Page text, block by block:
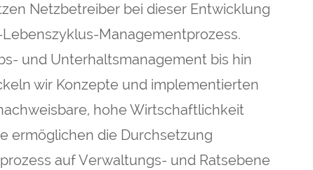
Netzbetreiber bei dieser Entwicklung
Managementprozess.
und Unterhaltsmanagement bis hin
wir Konzepte und implementierten
hohe Wirtschaftlichkeit
ermöglichen die Durchsetzung
auf Verwaltungs- und Ratsebene